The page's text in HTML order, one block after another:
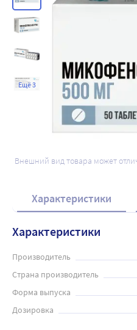
Ещё 3
Внешний вид товара может
Характеристики
Характеристики
Производитель
Страна производитель
Форма выпуска
Дозировка